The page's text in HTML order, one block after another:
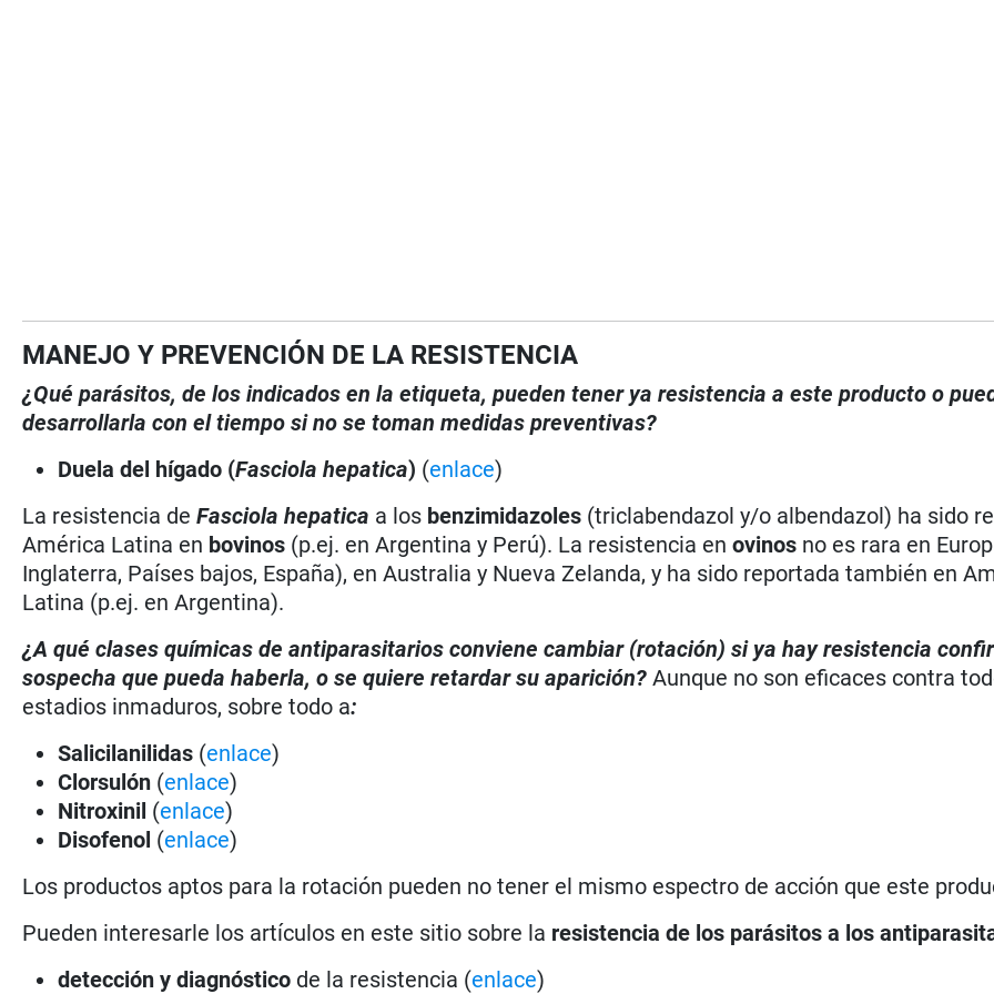
MANEJO Y PREVENCIÓN DE LA RESISTENCIA
¿Qué parásitos, de los indicados en la etiqueta, pueden tener ya resistencia a este producto o
desarrollarla con el tiempo si no se toman medidas preventivas?
Duela del hígado (Fasciola hepatica) (enlace)
La resistencia deFasciola hepatica a los benzimidazoles (triclabendazol y/o albendazol) ha sido
América Latina en bovinos (p.ej. en Argentina y Perú). La resistencia enovinos no es rara en
Inglaterra, Países bajos, España), en Australia y Nueva Zelanda, y ha sido reportada también en
Latina (p.ej. en Argentina).
¿A qué clases químicas de antiparasitarios conviene cambiar (rotación) si ya hay resistencia
sospecha que pueda haberla, o se quiere retardar su aparición?Aunque no son eficaces contra
estadios inmaduros, sobre todo a:
Salicilanilidas (enlace)
Clorsulón (enlace)
Nitroxinil (enlace)
Disofenol (enlace)
Los productos aptos para la rotación pueden no tener el mismo espectro de acción que este
Pueden interesarle los artículos en este sitio sobre la resistencia de los parásitos a los
detección y diagnóstico de la resistencia (enlace)